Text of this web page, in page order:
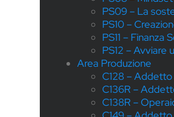
PS09 – La
PS10 –
PS11 – Finanza
PS12 – Avviare
Area Produzione
C128 –
C136R –
C138R –